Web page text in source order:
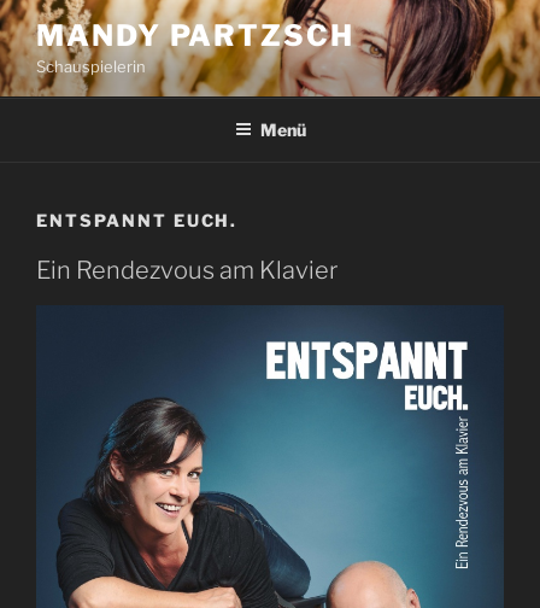
Zum
Inhalt
springen
MANDY PARTZSCH
Schauspielerin
Menü
ENTSPANNT EUCH.
Ein Rendezvous am Klavier